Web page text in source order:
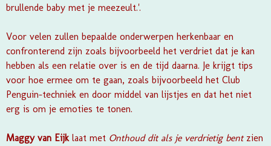
brullende baby met je meezeult.'.
Voor velen zullen bepaalde onderwerpen herkenbaar en
confronterend zijn zoals bijvoorbeeld het verdriet dat je kan
hebben als een relatie over is en de tijd daarna. Je krijgt tips
voor hoe ermee om te gaan, zoals bijvoorbeeld het Club
Penguin-techniek en door middel van lijstjes en dat het niet
erg is om je emoties te tonen.
Maggy van Eijklaat met Onthoud dit als je verdrietig bentzien